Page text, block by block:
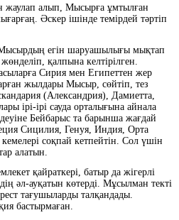
жаулап алып, Мысырға ұмтылған
Әскер ішінде темірдей тәртіп
егін шаруашылығы мықтап
қалпына келтірілген.
Сирия мен Египеттен жер
жылдары Мысыр, сөйтіп, тез
(Александрия), Дамиетта,
ірі-ірі сауда орталығына айнала
Бейбарыс та барынша жағдай
Сицилия, Генуя, Индия, Орта
соқпай кетпейтін. Сол үшін
алатын.
қайраткері, батыр да жігерлі
әл-ауқатын көтерді. Мұсылман текті
тағушыларды талқандады.
бастырмаған.